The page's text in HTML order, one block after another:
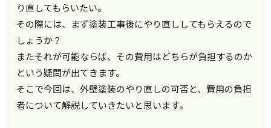
り直してもらいたい。
その際には、まず塗装工事後にやり直ししてもらえるので
しょうか？
またそれが可能ならば、その費用はどちらが負担するのか
という疑問が出てきます。
そこで今回は、外壁塗装のやり直しの可否と、費用の負担
者について解説していきたいと思います。